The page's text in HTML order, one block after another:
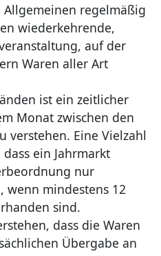
Allgemeinen regelmäßig
wiederkehrende,
auf der
Waren aller Art
ist ein zeitlicher
Monat zwischen den
verstehen. Eine Vielzahl
ein Jahrmarkt
nur
wenn mindestens 12
sind.
dass die Waren
Übergabe an
Kultur &
Bauen
Natur- &
Wirtschaft
Recht